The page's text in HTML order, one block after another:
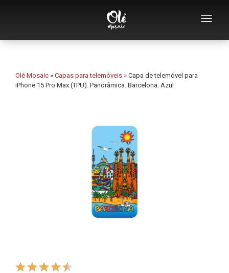
Quem somos
Abridores
Chávenas
Cabides
Olé Mosaic » Capas para telemóveis » Capa de telemóvel para
iPhone 15 Pro Max (TPU). Panorâmica. Barcelona. Azul